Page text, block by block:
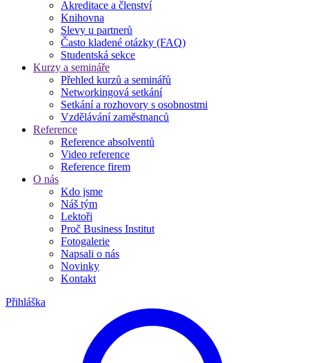
Akreditace a členství
Knihovna
Slevy u partnerů
Často kladené otázky (FAQ)
Studentská sekce
Kurzy a semináře
Přehled kurzů a seminářů
Networkingová setkání
Setkání a rozhovory s osobnostmi
Vzdělávání zaměstnanců
Reference
Reference absolventů
Video reference
Reference firem
O nás
Kdo jsme
Náš tým
Lektoři
Proč Business Institut
Fotogalerie
Napsali o nás
Novinky
Kontakt
Přihláška